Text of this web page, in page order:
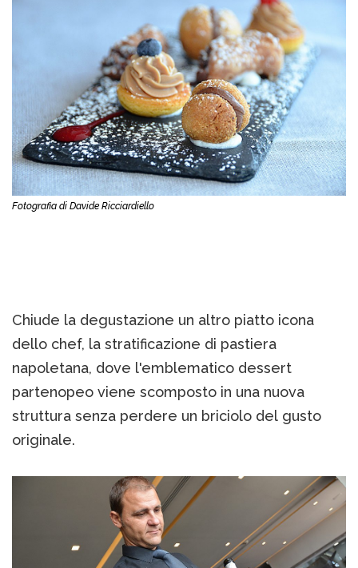
Fotografia di Davide Ricciardiello
Chiude la degustazione un altro piatto icona
dello chef, la stratificazione di pastiera
napoletana, dove l'emblematico dessert
partenopeo viene scomposto in una nuova
struttura senza perdere un briciolo del gusto
originale.